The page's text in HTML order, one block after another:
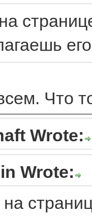
Что
Wrote:
Wrote:
на